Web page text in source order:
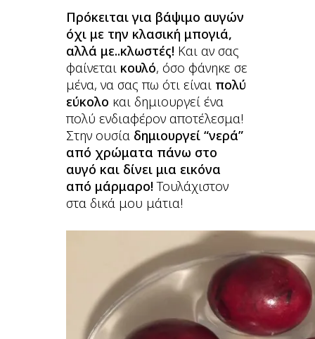
Πρόκειται για βάψιμο αυγών
όχι με την κλασική μπογιά,
αλλά με..κλωστές! Και αν σας
φαίνεται κουλό, όσο φάνηκε σε
μένα, να σας πω ότι είναι πολύ
εύκολο και δημιουργεί ένα
πολύ ενδιαφέρον αποτέλεσμα!
Στην ουσία δημιουργεί “νερά”
από χρώματα πάνω στο
αυγό και δίνει μια εικόνα
από μάρμαρο! Τουλάχιστον
στα δικά μου μάτια!